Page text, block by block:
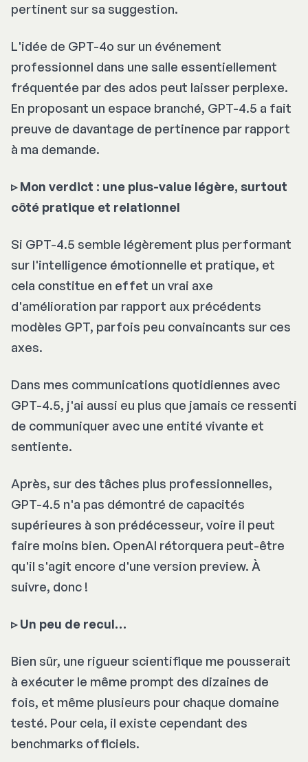
pertinent sur sa suggestion.
L'idée de GPT-4o sur un événement
professionnel dans une salle essentiellement
fréquentée par des ados peut laisser perplexe.
En proposant un espace branché, GPT-4.5 a fait
preuve de davantage de pertinence par rapport
à ma demande.
▹ Mon verdict : une plus-value légère, surtout
côté pratique et relationnel
Si GPT-4.5 semble légèrement plus performant
sur l'intelligence émotionnelle et pratique, et
cela constitue en effet un vrai axe
d'amélioration par rapport aux précédents
modèles GPT, parfois peu convaincants sur ces
axes.
Dans mes communications quotidiennes avec
GPT-4.5, j'ai aussi eu plus que jamais ce ressenti
de communiquer avec une entité vivante et
sentiente.
Après, sur des tâches plus professionnelles,
GPT-4.5 n'a pas démontré de capacités
supérieures à son prédécesseur, voire il peut
faire moins bien. OpenAI rétorquera peut-être
qu'il s'agit encore d'une version preview. À
suivre, donc !
▹ Un peu de recul…
Bien sûr, une rigueur scientifique me pousserait
à exécuter le même prompt des dizaines de
fois, et même plusieurs pour chaque domaine
testé. Pour cela, il existe cependant des
benchmarks officiels.